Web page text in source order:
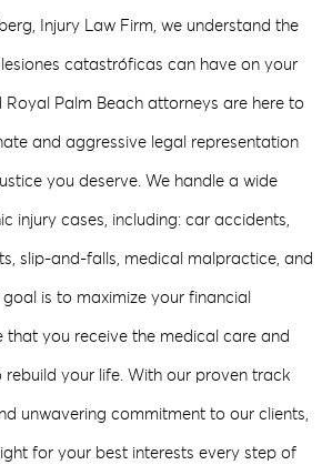
Injury Law Firm, we understand the
catastróficas can have on your
Royal Palm Beach attorneys are here to
and aggressive legal representation
you deserve. We handle a wide
injury cases, including: car accidents,
slip-and-falls, medical malpractice, and
is to maximize your financial
that you receive the medical care and
your life. With our proven track
unwavering commitment to our clients,
for your best interests every step of